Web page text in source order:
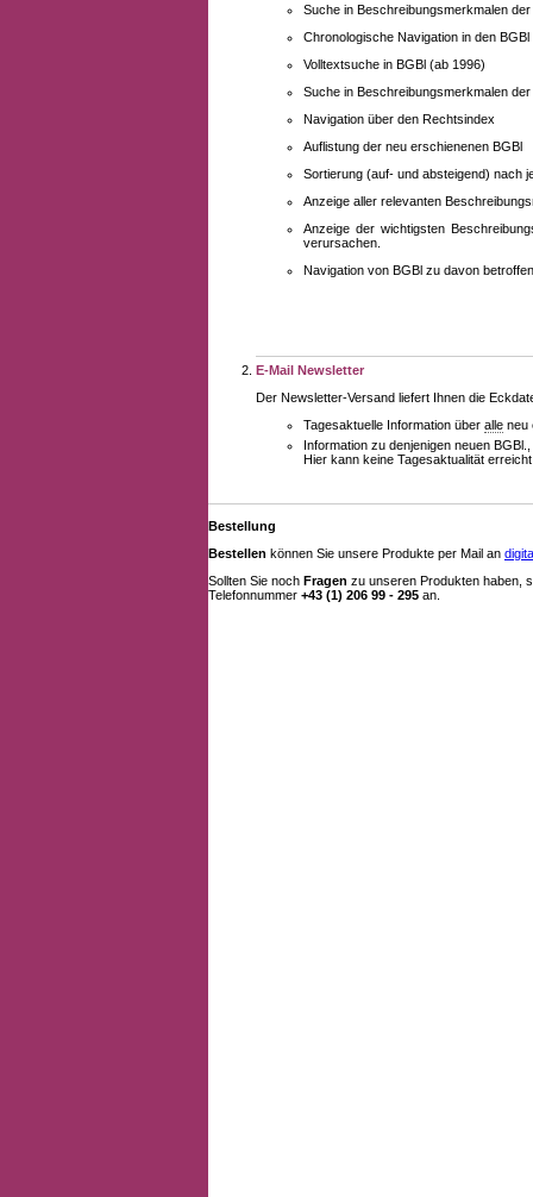
Suche in Beschreibungsmerkmalen
Chronologische Navigation in den BGBl
Volltextsuche in BGBl (ab 1996)
Suche in Beschreibungsmerkmalen
Navigation über den Rechtsindex
Auflistung der neu erschienenen BGBl
Sortierung (auf- und absteigend) nach
Anzeige aller relevanten
Anzeige der wichtigsten
verursachen.
Navigation von BGBl zu davon
E-Mail Newsletter
Der Newsletter-Versand liefert Ihnen die
Tagesaktuelle Information über alle neu
Information zu denjenigen neuen
Hier kann keine Tagesaktualität
Bestellung
Bestellen können Sie unsere Produkte per Mail an
Sollten Sie noch Fragen zu unseren Produkten haben,
Telefonnummer +43 (1) 206 99 - 295 an.